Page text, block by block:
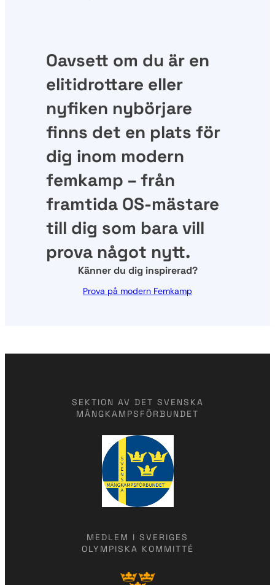
Oavsett om du är en
elitidrottare eller
nyfiken nybörjare
finns det en plats för
dig inom modern
femkamp – från
framtida OS-mästare
till dig som bara vill
prova något nytt.
Känner du dig inspirerad?
Prova på modern Femkamp
SEKTION AV DET SVENSKA
MÅNGKAMPSFÖRBUNDET
MEDLEM I SVERIGES
OLYMPISKA KOMMITTÉ